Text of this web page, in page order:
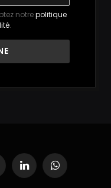
notrepolitique
.
LinkedInWhatsApp